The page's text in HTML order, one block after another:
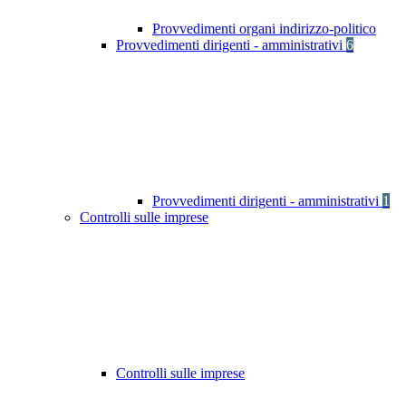
Provvedimenti organi indirizzo-politico
Provvedimenti dirigenti - amministrativi 6
Provvedimenti dirigenti - amministrativi 1
Controlli sulle imprese
Controlli sulle imprese